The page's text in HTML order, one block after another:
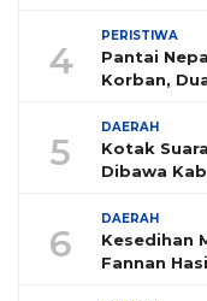
4
PERISTIWA
Pantai
Korban,
5
DAERAH
Kotak
Dibawa
6
DAERAH
Kesedihan
Fannan